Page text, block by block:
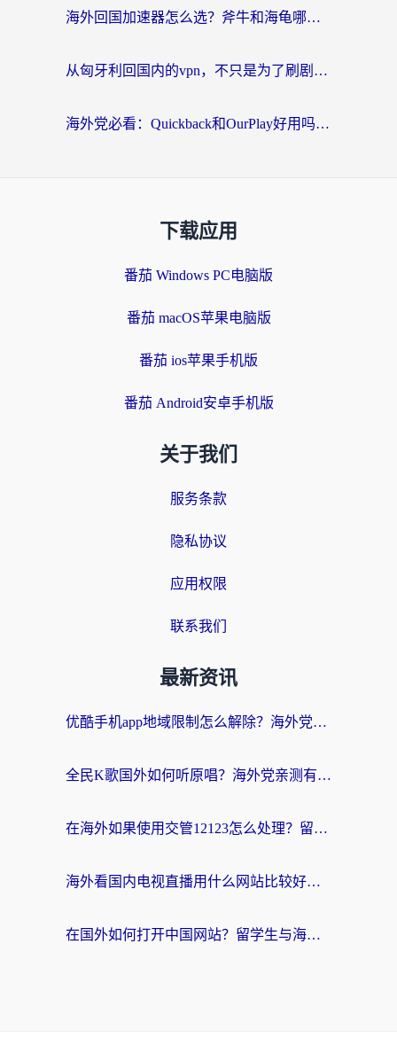
海外回国加速器怎么选？斧牛和海龟哪个好？一篇帮你避开坑的实用指南
从匈牙利回国内的vpn，不只是为了刷剧那么简单
海外党必看：Quickback和OurPlay好用吗？3分钟选对回国加速器，无缝刷剧玩游戏
下载应用
番茄 Windows PC电脑版
番茄 macOS苹果电脑版
番茄 ios苹果手机版
番茄 Android安卓手机版
关于我们
服务条款
隐私协议
应用权限
联系我们
最新资讯
优酷手机app地域限制怎么解除？海外党亲测有效的追剧方案
全民K歌国外如何听原唱？海外党亲测有效的回国加速器选择指南
在海外如果使用交管12123怎么处理？留学生亲测有效的回国加速方案
海外看国内电视直播用什么网站比较好？一篇解决你所有追剧难题的实用指南
在国外如何打开中国网站？留学生与海外华人的无缝访问指南